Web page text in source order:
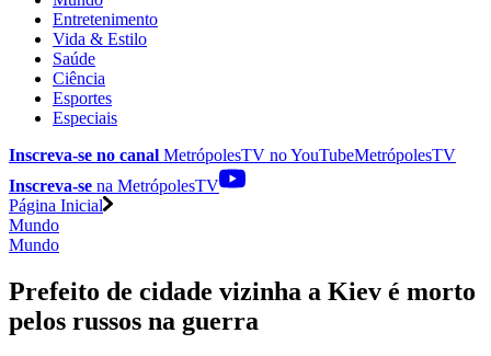
Entretenimento
Vida & Estilo
Saúde
Ciência
Esportes
Especiais
Inscreva-se no canal MetrópolesTV noYouTubeMetrópolesTV
Inscreva-se na MetrópolesTV
Página Inicial
Mundo
Mundo
Prefeito de cidade vizinha a Kiev é morto
pelos russos na guerra